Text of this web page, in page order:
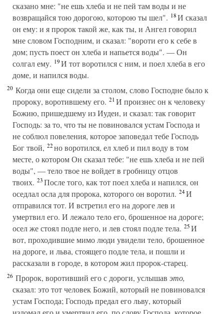
сказано мне: "не ешь хлеба и не пей там воды и не
возвращайся тою дорогою, которою ты шел". 18И сказал
он ему: и я пророк такой же, как ты, и Ангел говорил
мне словом Господним, и сказал: "вороти его к себе в
дом; пусть поест он хлеба и напьется воды". — Он
солгал ему. 19И тот воротился с ним, и поел хлеба в его
доме, и напился воды.
20 Когда они еще сидели за столом, слово Господне было к
пророку, воротившему его. 21И произнес он к человеку
Божию, пришедшему из Иудеи, и сказал: так говорит
Господь: за то, что ты не повиновался устам Господа и
не соблюл повеления, которое заповедал тебе Господь
Бог твой, 22но воротился, ел хлеб и пил воду в том
месте, о котором Он сказал тебе: "не ешь хлеба и не пей
воды", — тело твое не войдет в гробницу отцов
твоих. 23После того, как тот поел хлеба и напился, он
оседлал осла для пророка, которого он воротил. 24И
отправился тот. И встретил его на дороге лев и
умертвил его. И лежало тело его, брошенное на дороге;
осел же стоял подле него, и лев стоял подле тела. 25И
вот, проходившие мимо люди увидели тело, брошенное
на дороге, и льва, стоящего подле тела, и пошли и
рассказали в городе, в котором жил пророк-старец.
26 Пророк, воротивший его с дороги, услышав это,
сказал: это тот человек Божий, который не повиновался
устам Господа; Господь предал его льву, который